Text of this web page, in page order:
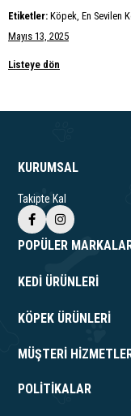
Etiketler: Köpek, En Sevilen
Mayıs 13, 2025
Listeye dön
KURUMSAL
Takipte Kal
POPÜLER
KEDİ ÜRÜNLERİ
KÖPEK ÜRÜNLERİ
MÜŞTERİ
POLİTİKALAR